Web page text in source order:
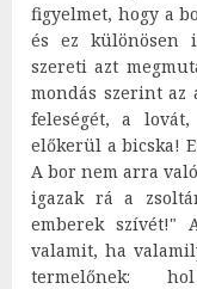
figyelmet, hogy a
és ez különösen
szereti azt
mondás szerint
feleségét, a
előkerül a bicska!
A bor nem arra
igazak rá a
emberek szívét!"
valamit, ha
termelőnek: